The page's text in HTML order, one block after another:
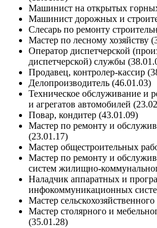
Машинист на открытых
Машинист дорожных и
Слесарь по ремонту
Мастер по лесному хозяйству
Оператор диспетчерской
диспетчерской) службы
Продавец, контролер-кассир
Делопроизводитель (46.01.03)
Техническое обслуживание и
и агрегатов автомобилей
Повар, кондитер (43.01.09)
Мастер по ремонту и
(23.01.17)
Мастер общестроительных
Мастер по ремонту и
систем жилищно-
Наладчик аппаратных и
инфокоммуникационных
Мастер
Мастер столярного и
(35.01.28)